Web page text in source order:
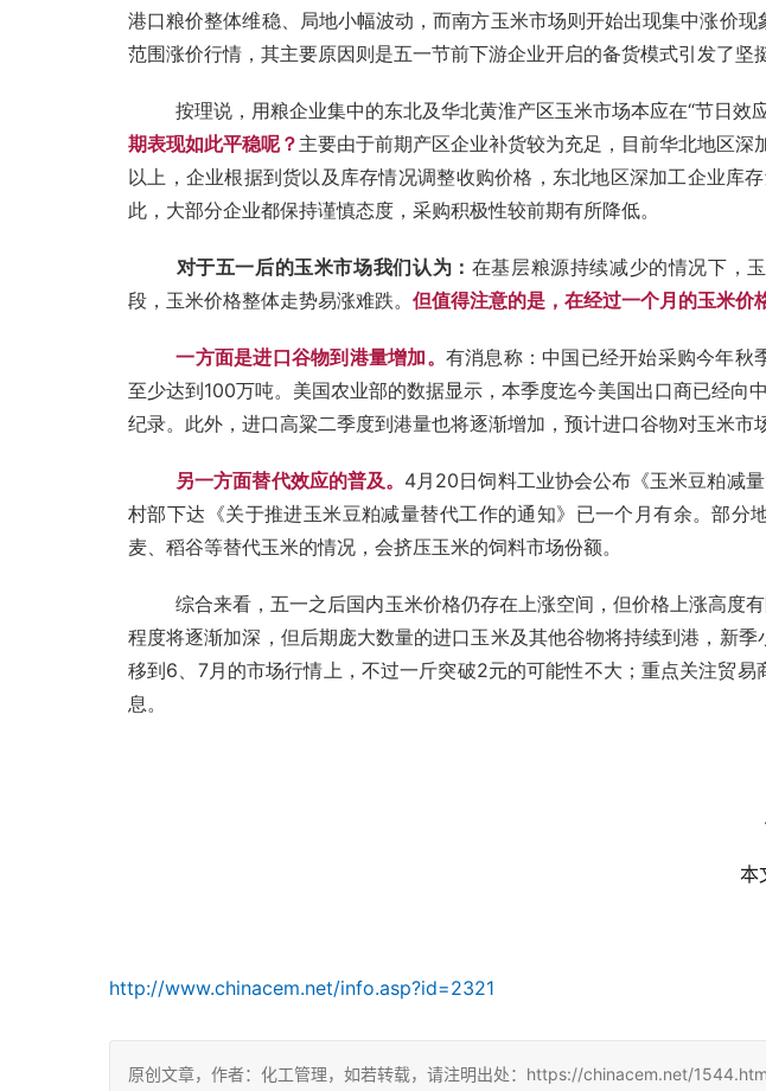
港口粮价整体维稳、局地小幅波动，而南方玉米市场则开始出现集中涨价
范围涨价行情，其主要原因则是五一节前下游企业开启的备货模式引发了坚
按理说，用粮企业集中的东北及华北黄淮产区玉米市场本应在“节日效
期表现如此平稳呢？ 主要由于前期产区企业补货较为充足，目前华北地区
以上，企业根据到货以及库存情况调整收购价格，东北地区深加工企业库
此，大部分企业都保持谨慎态度，采购积极性较前期有所降低。
对于五一后的玉米市场我们认为： 在基层粮源持续减少的情况下，
段， 玉米价格整体走势易涨难跌。 但值得注意的是，在经过一个月的玉米价
一方面是进口谷物到港量增加。 有消息称：中国已经开始采购今年秋
至少达到100万吨。美国农业部的数据显示，本季度迄今美国出口商已经向
纪录。此外，进口高粱二季度到港量也将逐渐增加，预计进口谷物对玉米市
另一方面替代效应的普及。 4月20日饲料工业协会公布《玉米豆粕减
村部下达《关于推进玉米豆粕减量替代工作的通知》已一个月有余。部分
麦、稻谷等替代玉米的情况，会挤压玉米的饲料市场份额。
综合来看，五一之后国内玉米价格仍存在上涨空间，但价格上涨高度
程度将逐渐加深，但后期庞大数量的进口玉米及其他谷物将持续到港，新
移到6、7月的市场行情上， 不过一斤突破2元的可能性不大；重点关注贸
息。
本
http://www.chinacem.net/info.asp?id=2321
原创文章，作者：化工管理，如若转载，请注明出处：https://chinacem.net/